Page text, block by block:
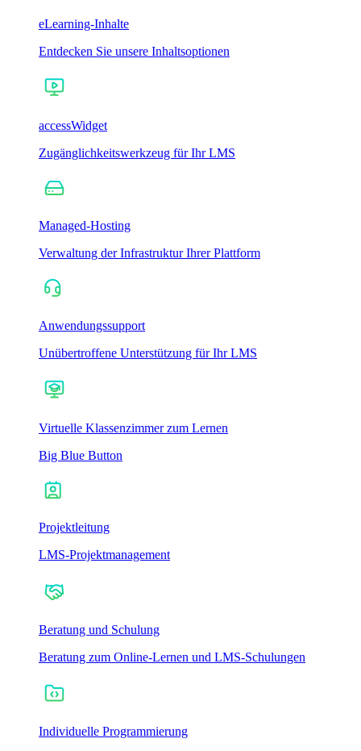
eLearning-Inhalte
Entdecken Sie unsere Inhaltsoptionen
accessWidget
Zugänglichkeitswerkzeug für Ihr LMS
Managed-Hosting
Verwaltung der Infrastruktur Ihrer Plattform
Anwendungssupport
Unübertroffene Unterstützung für Ihr LMS
Virtuelle Klassenzimmer zum Lernen
Big Blue Button
Projektleitung
LMS-Projektmanagement
Beratung und Schulung
Beratung zum Online-Lernen und LMS-Schulungen
Individuelle Programmierung